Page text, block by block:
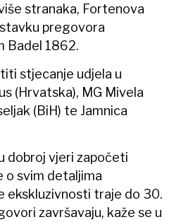
stranaka, Fortenova
pregovora
Badel 1862.
stjecanje udjela u
(Hrvatska), MG Mivela
(BiH) te Jamnica
dobroj vjeri započeti
o svim detaljima
ekskluzivnosti traje do 30.
završavaju, kaže se u